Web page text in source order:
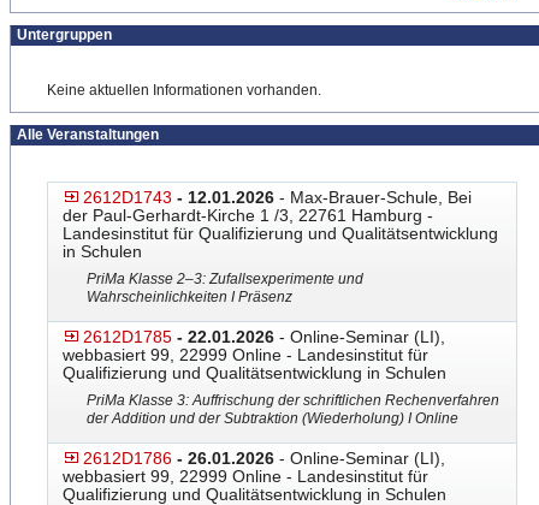
Untergruppen
Keine aktuellen Informationen vorhanden.
Alle Veranstaltungen
2612D1743 - 12.01.2026 - Max-Brauer-Schule, Bei
der Paul-Gerhardt-Kirche 1 /3, 22761 Hamburg -
Landesinstitut für Qualifizierung und Qualitätsentwicklung
in Schulen
PriMa Klasse 2–3: Zufallsexperimente und
Wahrscheinlichkeiten I Präsenz
2612D1785 - 22.01.2026 - Online-Seminar (LI),
webbasiert 99, 22999 Online - Landesinstitut für
Qualifizierung und Qualitätsentwicklung in Schulen
PriMa Klasse 3: Auffrischung der schriftlichen Rechenverfahren
der Addition und der Subtraktion (Wiederholung) I Online
2612D1786 - 26.01.2026 - Online-Seminar (LI),
webbasiert 99, 22999 Online - Landesinstitut für
Qualifizierung und Qualitätsentwicklung in Schulen